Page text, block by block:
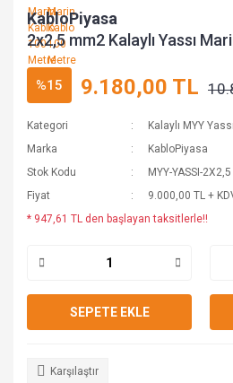
KabloPiyasa
2x2,5 mm2 Kalaylı Yassı
%15 9.180,00 TL
Kategori
Kalaylı MYY
Marka
KabloPiyasa
Stok Kodu
MYY-YASSI-2X2,5
Fiyat
9.000,00 TL +
* 947,61 TL den başlayan taksitlerle!!
SEPETE EKLE
Karşılaştır